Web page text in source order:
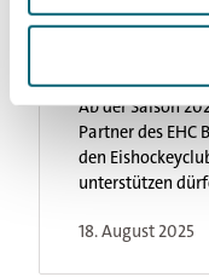
Aktuelles
Kontakt
Merian
Ab der Saison
Partner des EHC
den
unterstützen
18. August 2025